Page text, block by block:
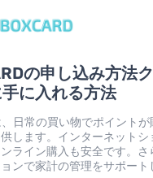
の申し込み方法
手に入れる方法
、日常の買い物でポイント
します。インターネットシ
ライン購入も安全です。
ンで家計の管理をサポート